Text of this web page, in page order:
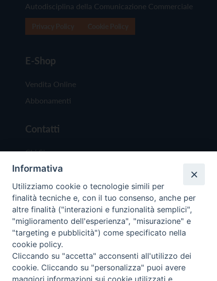
Autodisciplina della Comunicazione Commerciale
E-Shop
Vendita Online
Abbonamenti
Contatti
Chi Siamo
Redazione
Scrivici
Copyright © 2019 - Tutti i diritti riservati - Vita
Trentina Editrice
Informativa
Utilizziamo cookie o tecnologie simili per
finalità tecniche e, con il tuo consenso, anche per
altre finalità ("interazioni e funzionalità semplici",
"miglioramento dell'esperienza", "misurazione" e
"targeting e pubblicità") come specificato nella
cookie policy.
Cliccando su "accetta" acconsenti all'utilizzo dei
cookie. Cliccando su "personalizza" puoi avere